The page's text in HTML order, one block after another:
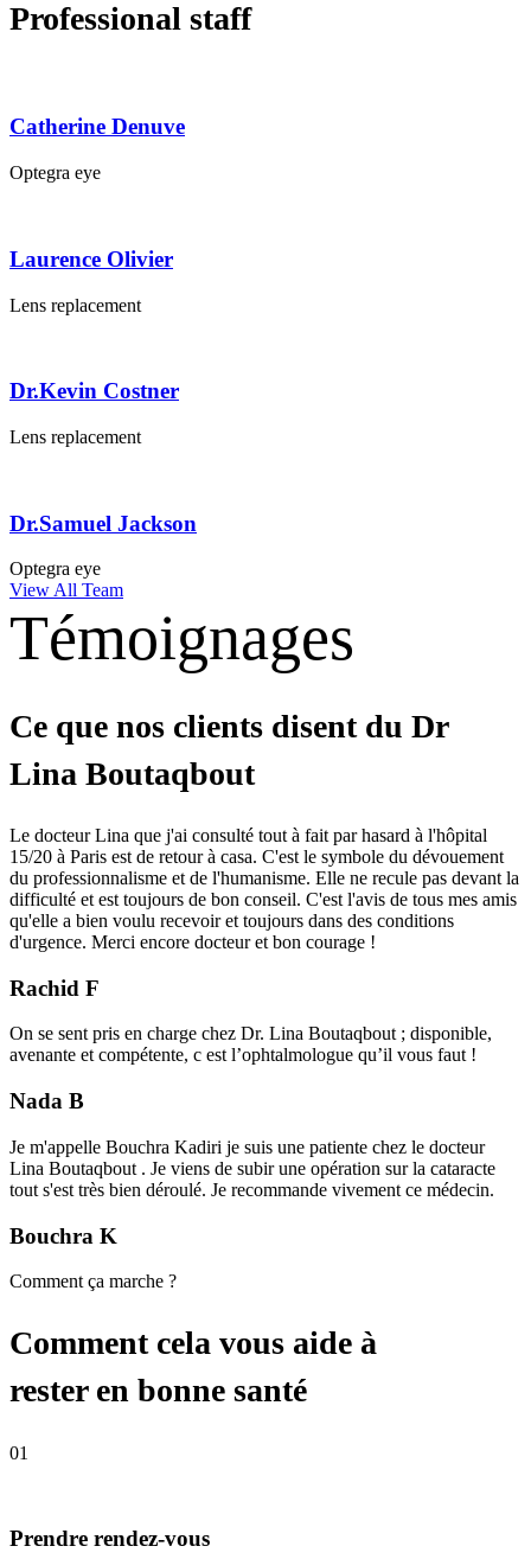
Professional staff
Catherine Denuve
Optegra eye
Laurence Olivier
Lens replacement
Dr.Kevin Costner
Lens replacement
Dr.Samuel Jackson
Optegra eye
View All Team
Témoignages
Ce que nos clients disent du Dr
Lina Boutaqbout
Le docteur Lina que j'ai consulté tout à fait par hasard à l'hôpital
15/20 à Paris est de retour à casa. C'est le symbole du dévouement
du professionnalisme et de l'humanisme. Elle ne recule pas devant la
difficulté et est toujours de bon conseil. C'est l'avis de tous mes amis
qu'elle a bien voulu recevoir et toujours dans des conditions
d'urgence. Merci encore docteur et bon courage !
Rachid F
On se sent pris en charge chez Dr. Lina Boutaqbout ; disponible,
avenante et compétente, c est l’ophtalmologue qu’il vous faut !
Nada B
Je m'appelle Bouchra Kadiri je suis une patiente chez le docteur
Lina Boutaqbout . Je viens de subir une opération sur la cataracte
tout s'est très bien déroulé. Je recommande vivement ce médecin.
Bouchra K
Comment ça marche ?
Comment cela vous aide à
rester en bonne santé
01
Prendre rendez-vous